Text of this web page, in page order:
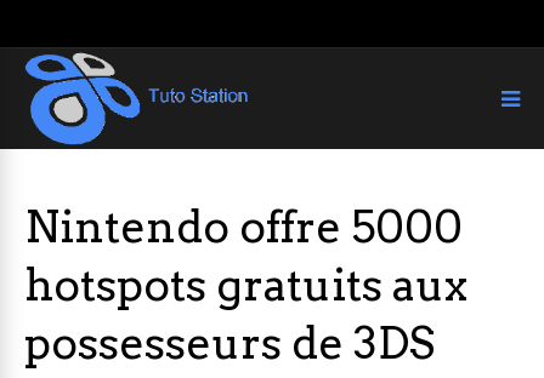
Nintendo offre 5000
hotspots gratuits aux
possesseurs de 3DS